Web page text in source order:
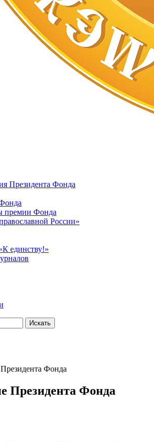
Президента Фонда
премии Фонда
России»
единству!»
Искать
Фонда
Президента Фонда